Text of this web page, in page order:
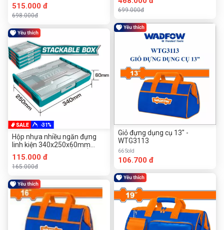
515.000 đ
698.000đ
-31%
Hộp nhựa nhiều ngăn đựng
linh kiện 340x250x60mm
Total THKTV02 (XẾP CHỒNG
LÊN NHAU)
115.000 đ
165.000đ
699.000đ
Giỏ đựng dụng cụ 13" -
WTG3113
66 Sold
106.700 đ